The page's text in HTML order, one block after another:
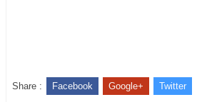
Share : Facebook Google+ Twitter